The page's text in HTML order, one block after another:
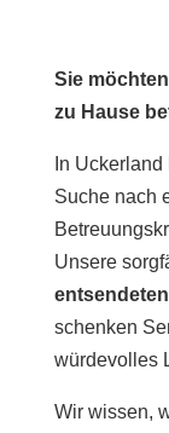
Sie
zu Hause
In
Suche nach
Unsere
schenken
würdevolles
Wir wissen,